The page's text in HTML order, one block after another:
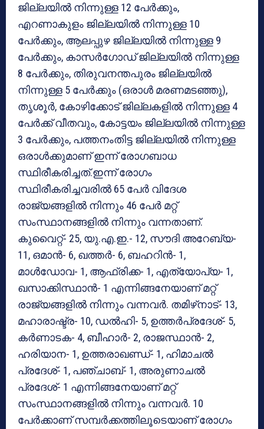
ജില്ലയില്‍ നിന്നുള്ള 12 പേര്‍ക്കും,
എറണാകുളം ജില്ലയില്‍ നിന്നുള്ള 10
പേര്‍ക്കും, ആലപ്പുഴ ജില്ലയില്‍ നിന്നുള്ള 9
പേര്‍ക്കും, കാസര്‍ഗോഡ് ജില്ലയില്‍ നിന്നുള്ള
8 പേര്‍ക്കും, തിരുവനന്തപുരം ജില്ലയില്‍
നിന്നുള്ള 5 പേര്‍ക്കും (ഒരാള്‍ മരണമടഞ്ഞു),
തൃശൂര്‍, കോഴിക്കോട് ജില്ലകളില്‍ നിന്നുള്ള 4
പേര്‍ക്ക് വീതവും, കോട്ടയം ജില്ലയില്‍ നിന്നുള്ള
3 പേര്‍ക്കും, പത്തനംതിട്ട ജില്ലയില്‍ നിന്നുള്ള
ഒരാള്‍ക്കുമാണ് ഇന്ന് രോഗബാധ
സ്ഥിരീകരിച്ചത്.ഇന്ന് രോഗം
സ്ഥിരീകരിച്ചവരില്‍ 65 പേര്‍ വിദേശ
രാജ്യങ്ങളില്‍ നിന്നും 46 പേര്‍ മറ്റ്
സംസ്ഥാനങ്ങളില്‍ നിന്നും വന്നതാണ്.
കുവൈറ്റ്- 25, യു.എ.ഇ.- 12, സൗദി അറേബ്യ-
11, ഒമാന്‍- 6, ഖത്തര്‍- 6, ബഹറിന്‍- 1,
മാള്‍ഡോവ- 1, ആഫ്രിക്ക- 1, എത്യോപ്യ- 1,
ഖസാക്കിസ്ഥാന്‍- 1 എന്നിങ്ങനേയാണ് മറ്റ്
രാജ്യങ്ങളില്‍ നിന്നും വന്നവര്‍. തമിഴ്‌നാട്- 13,
മഹാരാഷ്ട്ര- 10, ഡല്‍ഹി- 5, ഉത്തര്‍പ്രദേശ്- 5,
കര്‍ണാടക- 4, ബീഹാര്‍- 2, രാജസ്ഥാന്‍- 2,
ഹരിയാന- 1, ഉത്തരാഖണ്ഡ്- 1, ഹിമാചല്‍
പ്രദേശ്- 1, പഞ്ചാബ്- 1, അരുണാചല്‍
പ്രദേശ്- 1 എന്നിങ്ങനേയാണ് മറ്റ്
സംസ്ഥാനങ്ങളില്‍ നിന്നും വന്നവര്‍. 10
പേര്‍ക്കാണ് സമ്പര്‍ക്കത്തിലൂടെയാണ് രോഗം